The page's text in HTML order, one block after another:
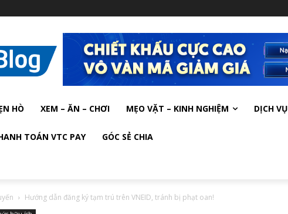
HÒ XEM – ĂN – CHƠI MẸO VẶT – KINH NGHIỆM DỊCH VỤ
TOÁN VTC PAY GÓC SẺ CHIA
Hướng dẫn đăng ký tạm trú trên VNEID, tránh bị phạt oan!